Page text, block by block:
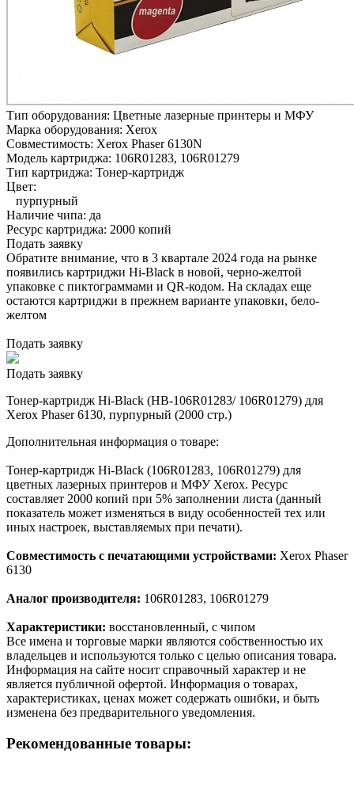
Тип оборудования: Цветные лазерные принтеры и МФУ
Марка оборудования: Xerox
Совместимость: Xerox Phaser 6130N
Модель картриджа: 106R01283, 106R01279
Тип картриджа: Тонер-картридж
Цвет:
пурпурный
Наличие чипа: да
Ресурс картриджа: 2000 копий
Подать заявку
Обратите внимание, что в 3 квартале 2024 года на рынке
появились картриджи Hi-Black в новой, черно-желтой
упаковке с пиктограммами и QR-кодом. На складах еще
остаются картриджи в прежнем варианте упаковки, бело-
желтом
Подать заявку
Подать заявку
Тонер-картридж Hi-Black (HB-106R01283/ 106R01279) для
Xerox Phaser 6130, пурпурный (2000 стр.)
Дополнительная информация о товаре:
Тонер-картридж Hi-Black (106R01283, 106R01279) для
цветных лазерных принтеров и МФУ Xerox. Ресурс
составляет 2000 копий при 5% заполнении листа (данный
показатель может изменяться в виду особенностей тех или
иных настроек, выставляемых при печати).
Совместимость с печатающими устройствами: Xerox Phaser
6130
Аналог производителя: 106R01283, 106R01279
Характеристики: восстановленный, с чипом
Все имена и торговые марки являются собственностью их
владельцев и используются только с целью описания товара.
Информация на сайте носит справочный характер и не
является публичной офертой. Информация о товарах,
характеристиках, ценах может содержать ошибки, и быть
изменена без предварительного уведомления.
Рекомендованные товары: